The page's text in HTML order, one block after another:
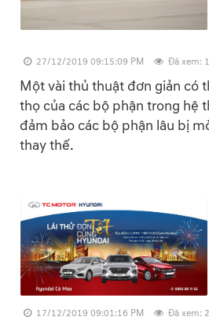
27/12/2019 09:15:09 PM Đã xem:
Một vài thủ thuật đơn giản có
thọ của các bộ phận trong hệ
đảm bảo các bộ phận lâu bị
thay thế.
17/12/2019 09:01:16 PM Đã xem: